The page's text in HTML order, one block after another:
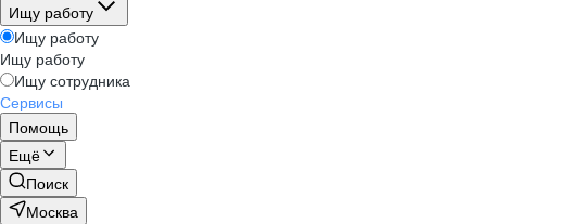
Ищу работу
Ищу работу
Ищу работу
Ищу сотрудника
Сервисы
Помощь
Ещё
Поиск
Москва